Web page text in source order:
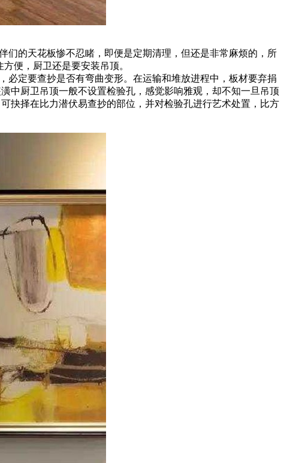
们的天花板惨不忍睹，即便是定期清理，但还是非常麻烦的，所
便，厨卫还是要安装吊顶。
必定要查抄是否有弯曲变形。在运输和堆放进程中，板材要弃捐
中厨卫吊顶一般不设置检验孔，感觉影响雅观，却不知一旦吊顶
抉择在比力潜伏易查抄的部位，并对检验孔进行艺术处置，比方